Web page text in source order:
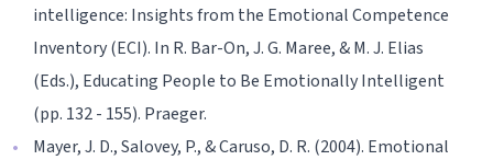
intelligence: Insights from the Emotional Competence
Inventory (ECI). In R. Bar-On, J. G. Maree, & M. J. Elias
(Eds.), Educating People to Be Emotionally Intelligent
(pp. 132 - 155). Praeger.
Mayer, J. D., Salovey, P., & Caruso, D. R. (2004). Emotional